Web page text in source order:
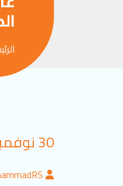
30 نوفمبر 2025